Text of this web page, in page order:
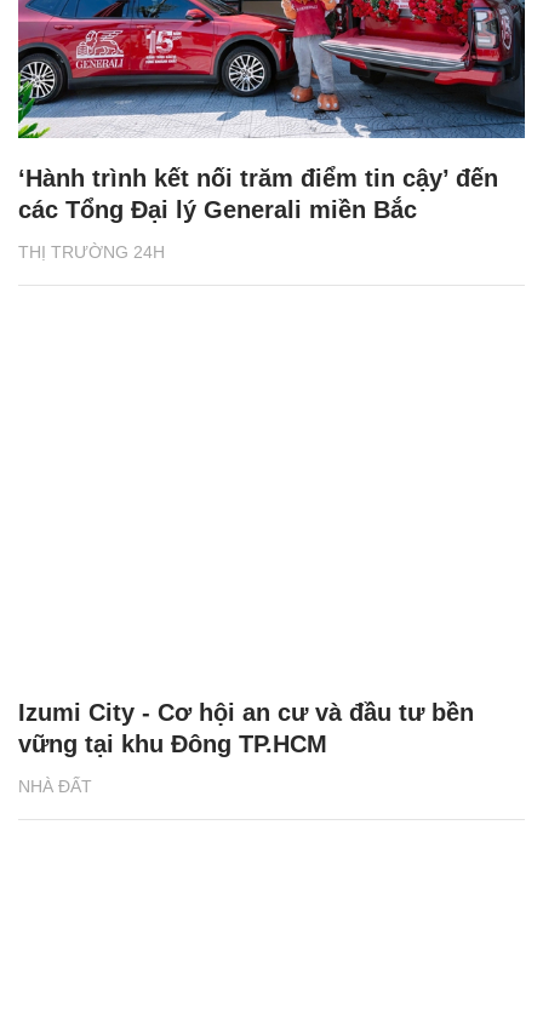
THỊ TRƯỜNG 24H
‘Hành trình kết nối trăm điểm tin cậy’ đến
các Tổng Đại lý Generali miền Bắc
NHÀ ĐẤT
Izumi City - Cơ hội an cư và đầu tư bền
vững tại khu Đông TP.HCM